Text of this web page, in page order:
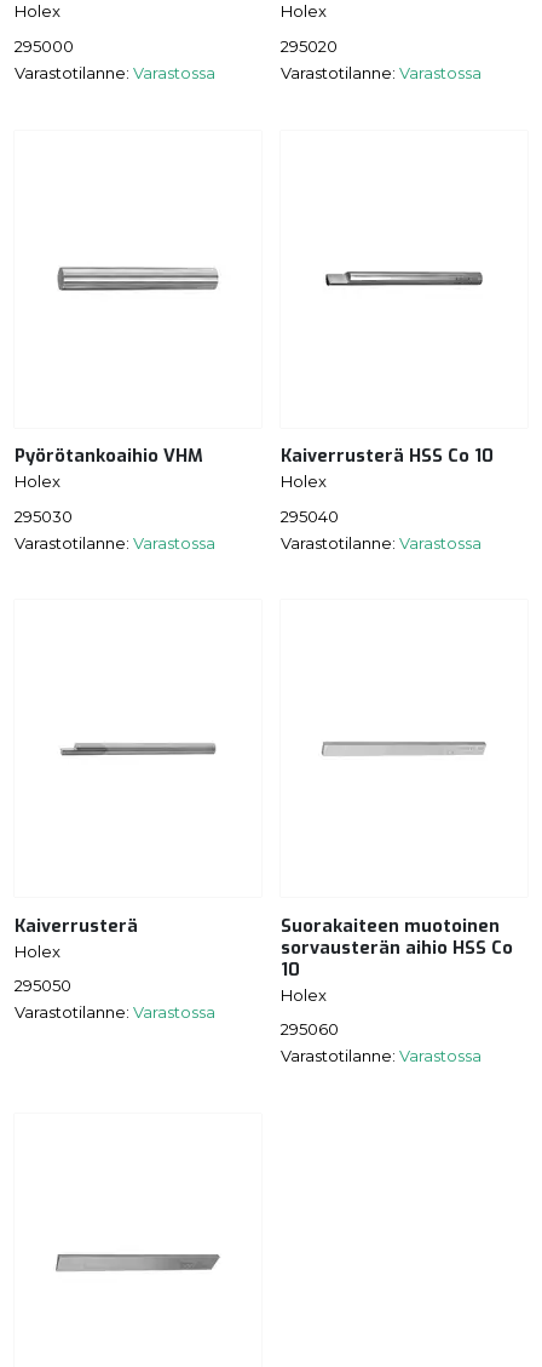
Holex
295000
Varastotilanne: Varastossa
Holex
295020
Varastotilanne: Varastossa
Pyörötankoaihio VHM
Holex
295030
Varastotilanne: Varastossa
Kaiverrusterä HSS Co 10
Holex
295040
Varastotilanne: Varastossa
Kaiverrusterä
Holex
295050
Varastotilanne: Varastossa
Suorakaiteen muotoinen
sorvausterän aihio HSS Co
10
Holex
295060
Varastotilanne: Varastossa